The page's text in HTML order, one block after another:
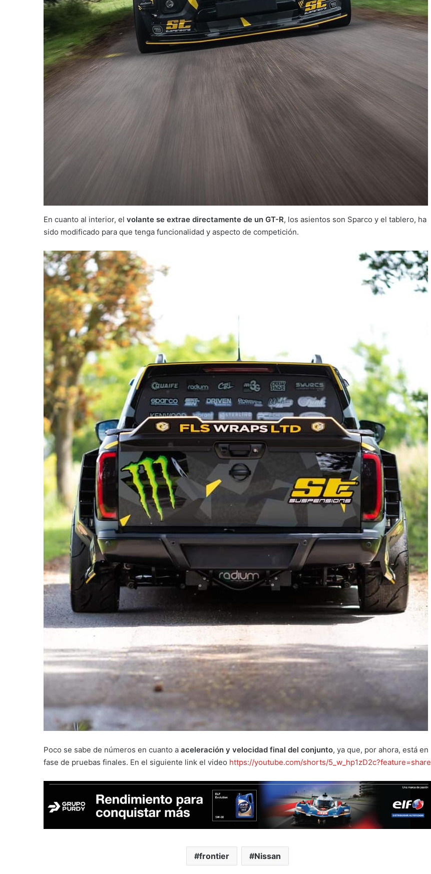
En cuanto al interior, el volante se extrae directamente de un GT-R, los asientos son Sparco y el tablero, ha
sido modificado para que tenga funcionalidad y aspecto de competición.
Poco se sabe de números en cuanto a aceleración y velocidad final del conjunto, ya que, por ahora, está en
fase de pruebas finales. En el siguiente link el video https://youtube.com/shorts/5_w_hp1zD2c?feature=share
frontier Nissan